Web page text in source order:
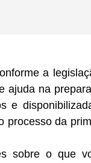
a
na
e
da
sobre o que